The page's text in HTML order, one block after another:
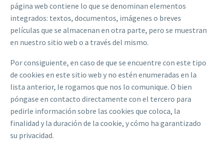
página web contiene lo que se denominan elementos
integrados: textos, documentos, imágenes o breves
películas que se almacenan en otra parte, pero se muestran
en nuestro sitio web o a través del mismo.
Por consiguiente, en caso de que se encuentre con este tipo
de cookies en este sitio web y no estén enumeradas en la
lista anterior, le rogamos que nos lo comunique. O bien
póngase en contacto directamente con el tercero para
pedirle información sobre las cookies que coloca, la
finalidad y la duración de la cookie, y cómo ha garantizado
su privacidad.